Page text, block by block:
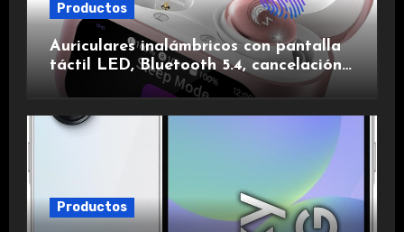
Productos
Auriculares inalámbricos con pantalla
táctil LED, Bluetooth 5.4, cancelación
de ruido, impermeables y de larga
Productos